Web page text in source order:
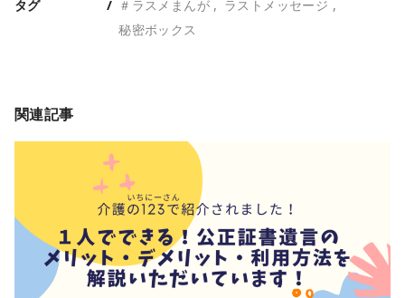
タグ
＃ラスメまんが
ラストメッセージ
秘密ボックス
関連記事